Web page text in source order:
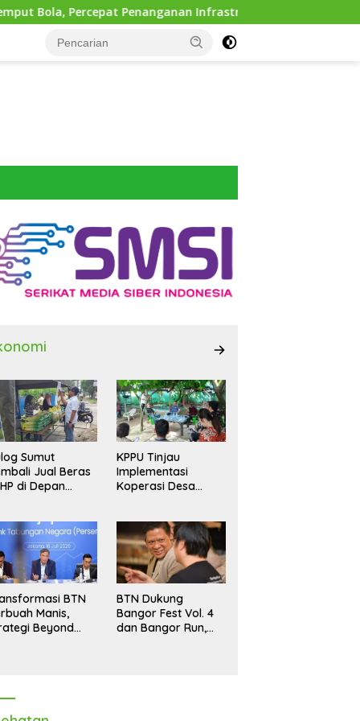
Penanganan Infrastruktur hingga Tingkat Kecamatan
Sumut
Jual Beras
di Depan
Akhir Tahun
KPPU Tinjau
Implementasi
Koperasi Desa
BTN
Manis,
Beyond
BTN Dukung
Bangor Fest Vol. 4
dan Bangor Run,